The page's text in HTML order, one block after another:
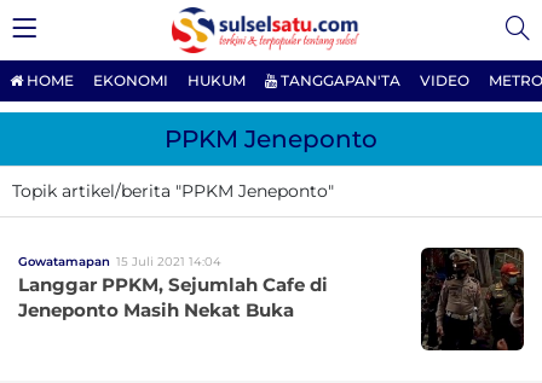
HOME EKONOMI HUKUM TANGGAPAN'TA VIDEO
PPKM Jeneponto
Topik artikel/berita "PPKM Jeneponto"
Gowatamapan 15 Juli 2021 14:04
Langgar PPKM, Sejumlah Cafe di
Jeneponto Masih Nekat Buka